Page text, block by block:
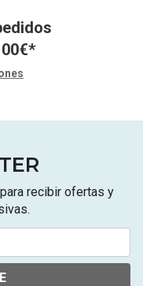
€*
recibir ofertas y